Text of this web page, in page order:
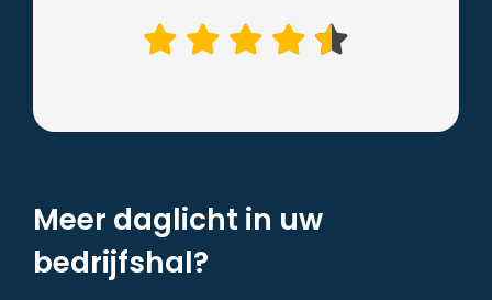
Meer daglicht in uw
bedrijfshal?